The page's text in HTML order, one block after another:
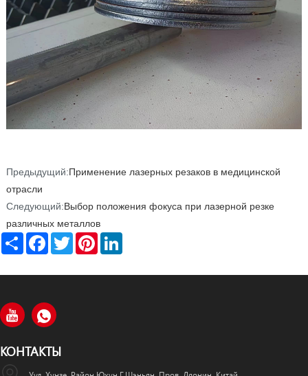
Предыдущий:Применение лазерных резаков в медицинской
отрасли
Следующий:Выбор положения фокуса при лазерной резке
различных металлов
Share Facebook
TwitterPinterest
КОНТАКТЫ